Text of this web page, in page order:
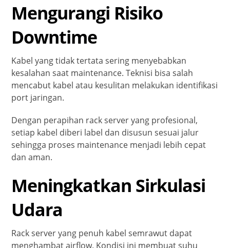
Mengurangi Risiko
Downtime
Kabel yang tidak tertata sering menyebabkan
kesalahan saat maintenance. Teknisi bisa salah
mencabut kabel atau kesulitan melakukan identifikasi
port jaringan.
Dengan perapihan rack server yang profesional,
setiap kabel diberi label dan disusun sesuai jalur
sehingga proses maintenance menjadi lebih cepat
dan aman.
Meningkatkan Sirkulasi
Udara
Rack server yang penuh kabel semrawut dapat
menghambat airflow. Kondisi ini membuat suhu